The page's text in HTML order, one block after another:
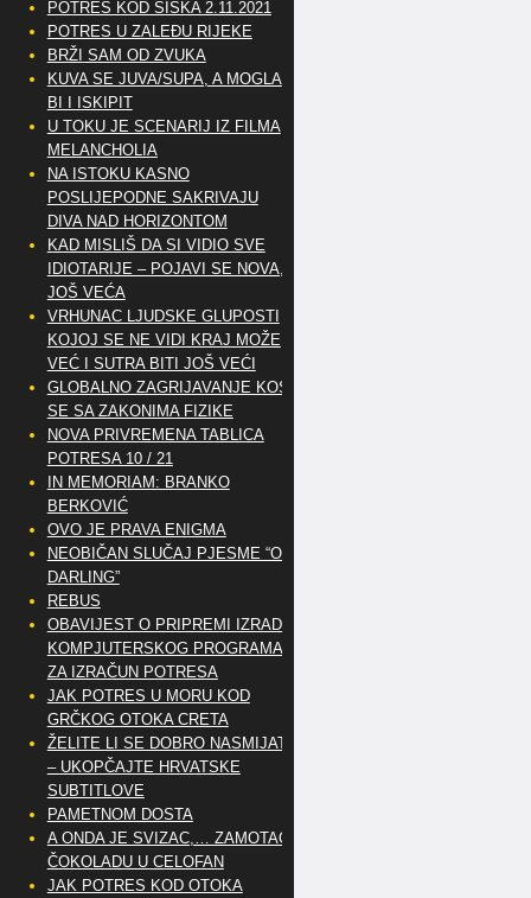
POTRES KOD SISKA 2.11.2021
POTRES U ZALEĐU RIJEKE
BRŽI SAM OD ZVUKA
KUVA SE JUVA/SUPA, A MOGLA
BI I ISKIPIT
U TOKU JE SCENARIJ IZ FILMA
MELANCHOLIA
NA ISTOKU KASNO
POSLIJEPODNE SAKRIVAJU
DIVA NAD HORIZONTOM
KAD MISLIŠ DA SI VIDIO SVE
IDIOTARIJE – POJAVI SE NOVA,..
JOŠ VEĆA
VRHUNAC LJUDSKE GLUPOSTI
KOJOJ SE NE VIDI KRAJ MOŽE
VEĆ I SUTRA BITI JOŠ VEĆI
GLOBALNO ZAGRIJAVANJE KOSI
SE SA ZAKONIMA FIZIKE
NOVA PRIVREMENA TABLICA
POTRESA 10 / 21
IN MEMORIAM: BRANKO
BERKOVIĆ
OVO JE PRAVA ENIGMA
NEOBIČAN SLUČAJ PJESME “OH
DARLING”
REBUS
OBAVIJEST O PRIPREMI IZRADE
KOMPJUTERSKOG PROGRAMA
ZA IZRAČUN POTRESA
JAK POTRES U MORU KOD
GRČKOG OTOKA CRETA
ŽELITE LI SE DOBRO NASMIJATI
– UKOPČAJTE HRVATSKE
SUBTITLOVE
PAMETNOM DOSTA
A ONDA JE SVIZAC,… ZAMOTAO
ČOKOLADU U CELOFAN
JAK POTRES KOD OTOKA